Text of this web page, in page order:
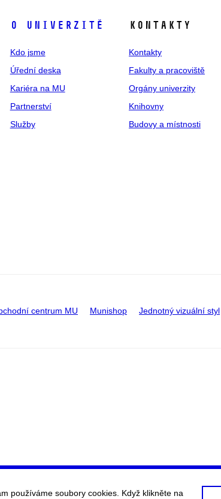
O univerzitě
Kdo jsme
Úřední deska
Kariéra na MU
Partnerství
Služby
Kontakty
Kontakty
Fakulty a pracoviště
Orgány univerzity
Knihovny
Budovy a místnosti
centrum MU Munishop Jednotný vizuální styl
používáme soubory cookies. Když klikněte na